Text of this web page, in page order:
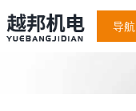
导航